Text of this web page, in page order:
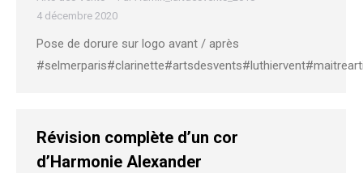
4 décembre 2020
Pose de dorure sur logo avant / après
Révision complète d’un cor
d’Harmonie Alexander